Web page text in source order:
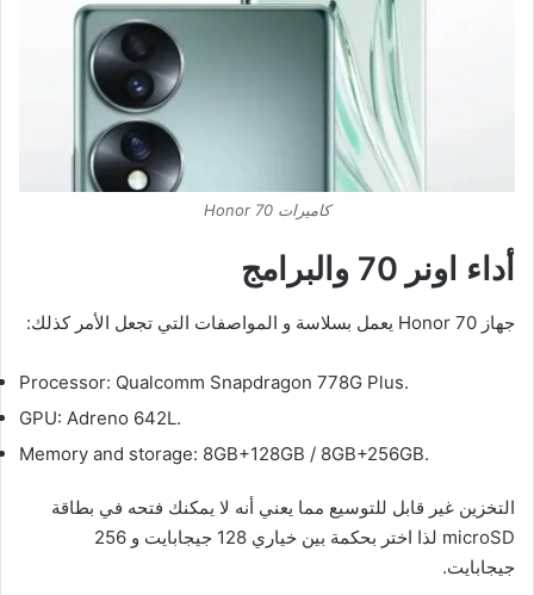
كاميرات Honor 70
أداء اونر 70 والبرامج
جهاز Honor 70 يعمل بسلاسة و المواصفات التي تجعل الأمر كذلك:
Processor: Qualcomm Snapdragon 778G Plus.
GPU: Adreno 642L.
Memory and storage: 8GB+128GB / 8GB+256GB.
التخزين غير قابل للتوسيع مما يعني أنه لا يمكنك فتحه في بطاقة
microSD لذا اختر بحكمة بين خياري 128 جيجابايت و 256
جيجابايت.